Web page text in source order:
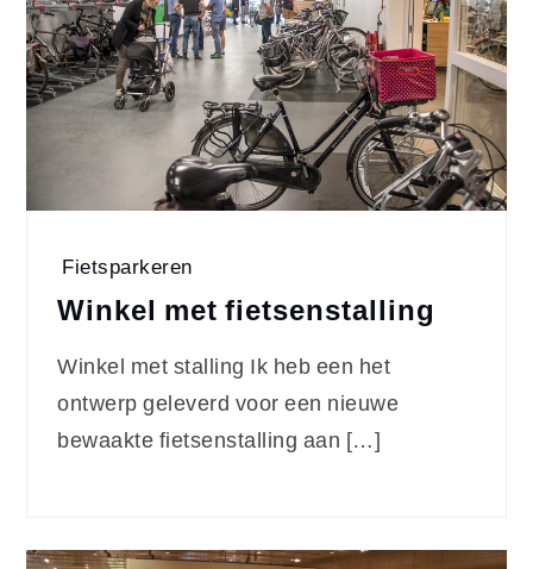
Fietsparkeren
Winkel met fietsenstalling
Winkel met stalling Ik heb een het
ontwerp geleverd voor een nieuwe
bewaakte fietsenstalling aan […]